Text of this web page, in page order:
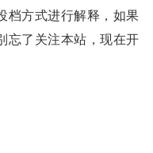
档方式进行解释，如果
忘了关注本站，现在开